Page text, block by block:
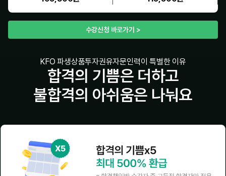
수강신청 바로가기 >
KFO 파생상품투자권유자문인력이 특별한 이유
합격의 기쁨은 더하고
불합격의 아쉬움은 나눠요